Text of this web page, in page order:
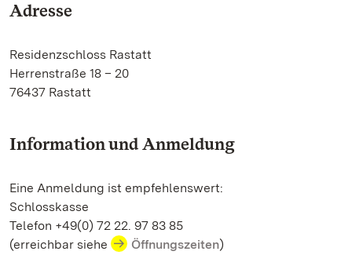
Adresse
Residenzschloss Rastatt
Herrenstraße 18 – 20
76437 Rastatt
Information und Anmeldung
Eine Anmeldung ist empfehlenswert:
Schlosskasse
Telefon +49(0) 72 22. 97 83 85
(erreichbar siehe
Öffnungszeiten)